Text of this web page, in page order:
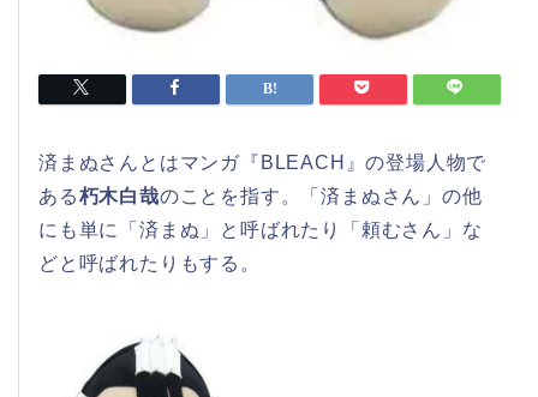
済まぬさんとはマンガ『BLEACH』の登場人物で
ある朽木白哉のことを指す。「済まぬさん」の他
にも単に「済まぬ」と呼ばれたり「頼むさん」な
どと呼ばれたりもする。